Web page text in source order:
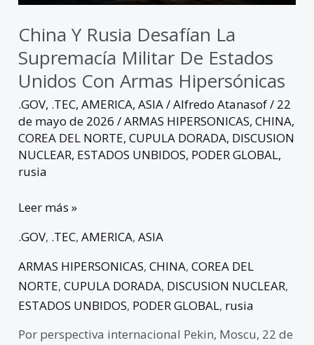
China Y Rusia Desafían La
Supremacía Militar De Estados
Unidos Con Armas Hipersónicas
.GOV, .TEC,AMERICA,ASIA/Alfredo Atanasof/ 22
de mayo de 2026/ARMAS HIPERSONICAS,CHINA,
COREA DEL NORTE,CUPULA DORADA, DISCUSION
NUCLEAR, ESTADOS UNBIDOS, PODER GLOBAL,
rusia
Unidos
con
armas
hipersónicas
Leer más »
.GOV, .TEC,AMERICA,ASIA
ARMAS HIPERSONICAS,CHINA,COREA DEL
NORTE,CUPULA DORADA, DISCUSION NUCLEAR,
ESTADOS UNBIDOS, PODER GLOBAL, rusia
Por perspectiva internacional Pekin, Moscu, 22 de